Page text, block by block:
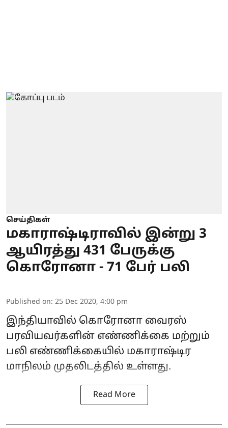
செய்திகள்
மகாராஷ்டிராவில் இன்று 3
ஆயிரத்து 431 பேருக்கு
கொரோனா - 71 பேர் பலி
Published on: 25 Dec 2020, 4:00 pm
இந்தியாவில் கொரோனா வைரஸ்
பரவியவர்களின் எண்ணிக்கை மற்றும்
பலி எண்ணிக்கையில் மகாராஷ்டிர
மாநிலம் முதலிடத்தில் உள்ளது.
Read More